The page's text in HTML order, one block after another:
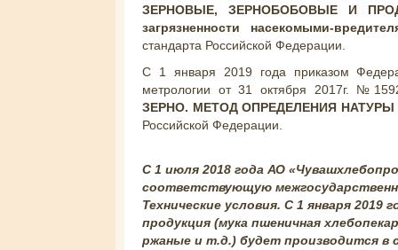
ЗЕРНОВЫЕ, ЗЕРНОБОБОВЫЕ И
загрязненности насекомыми-
стандарта Российской Федерации.
С 1 января 2019 года приказом
метрологии от 31 октября 2017г.
ЗЕРНО. МЕТОД ОПРЕДЕЛЕНИЯ НАТУРЫ
Российской Федерации.
С 1 июля 2018 года АО
соответствующую
Технические условия. С 1 января 2019
продукция (мука пшеничная
ржаные и т.д.) будет производится в